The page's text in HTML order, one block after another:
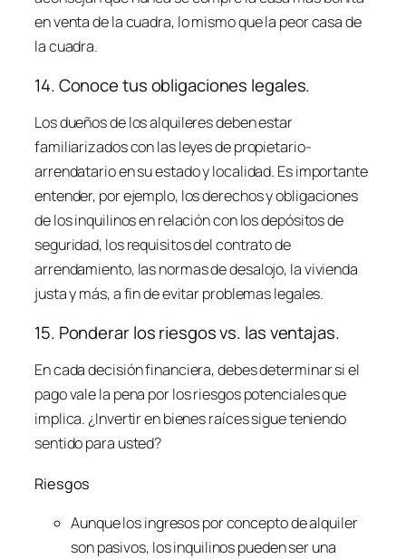
en venta de la cuadra, lo mismo que la peor casa de
la cuadra.
14. Conoce tus obligaciones legales.
Los dueños de los alquileres deben estar
familiarizados con las leyes de propietario-
arrendatario en su estado y localidad. Es importante
entender, por ejemplo, los derechos y obligaciones
de los inquilinos en relación con los depósitos de
seguridad, los requisitos del contrato de
arrendamiento, las normas de desalojo, la vivienda
justa y más, a fin de evitar problemas legales.
15. Ponderar los riesgos vs. las ventajas.
En cada decisión financiera, debes determinar si el
pago vale la pena por los riesgos potenciales que
implica. ¿Invertir en bienes raíces sigue teniendo
sentido para usted?
Riesgos
Aunque los ingresos por concepto de alquiler
son pasivos, los inquilinos pueden ser una